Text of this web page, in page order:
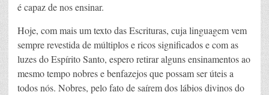
é capaz de nos ensinar.
Hoje, com mais um texto das Escrituras, cuja linguagem vem
sempre revestida de múltiplos e ricos significados e com as
luzes do Espírito Santo, espero retirar alguns ensinamentos ao
mesmo tempo nobres e benfazejos que possam ser úteis a
todos nós. Nobres, pelo fato de saírem dos lábios divinos do